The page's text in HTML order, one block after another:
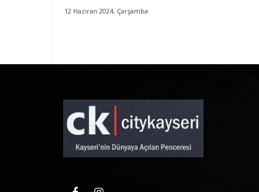
12 Haziran 2024, Çarşamba